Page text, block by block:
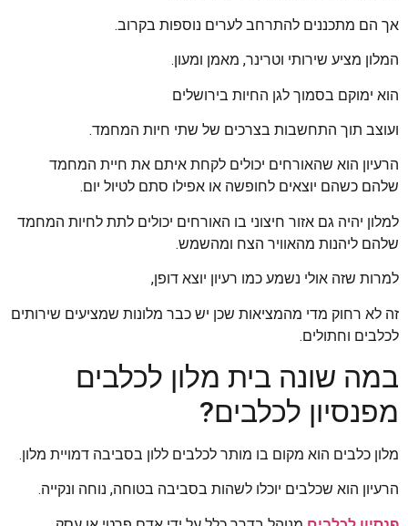
אך הם מתכננים להתרחב לערים נוספות בקרוב.
המלון מציע שירותי וטרינר, מאמן ומעון.
הוא ימוקם בסמוך לגן החיות בירושלים
ועוצב תוך התחשבות בצרכים של שתי חיות המחמד.
הרעיון הוא שהאורחים יכולים לקחת איתם את חיית המחמד
שלהם כשהם יוצאים לחופשה או אפילו סתם לטיול יום.
למלון יהיה גם אזור חיצוני בו האורחים יכולים לתת לחיות המחמד
שלהם ליהנות מהאוויר הצח ומהשמש.
למרות שזה אולי נשמע כמו רעיון יוצא דופן,
זה לא רחוק מדי מהמציאות שכן יש כבר מלונות שמציעים שירותים
לכלבים וחתולים.
במה שונה בית מלון לכלבים
מפנסיון לכלבים?
מלון כלבים הוא מקום בו מותר לכלבים ללון בסביבה דמויית מלון.
הרעיון הוא שכלבים יוכלו לשהות בסביבה בטוחה, נוחה ונקייה.